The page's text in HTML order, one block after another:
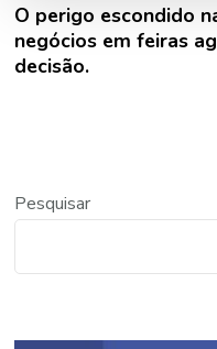
O perigo escondido
negócios em feiras
decisão.
Pesquisar